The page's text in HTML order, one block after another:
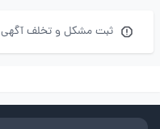
ثبت مشکل و تخلف آگهی